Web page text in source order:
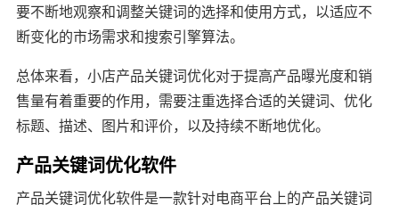
要不断地观察和调整关键词的选择和使用方式，以适应不
断变化的市场需求和搜索引擎算法。
总体来看，小店产品关键词优化对于提高产品曝光度和销
售量有着重要的作用，需要注重选择合适的关键词、优化
标题、描述、图片和评价，以及持续不断地优化。
产品关键词优化软件
产品关键词优化软件是一款针对电商平台上的产品关键词